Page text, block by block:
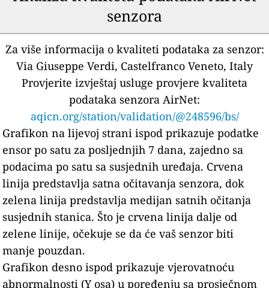
senzora
Za više informacija o kvaliteti podataka za senzor:
Via Giuseppe Verdi, Castelfranco Veneto, Italy
Provjerite izvještaj usluge provjere kvaliteta
podataka senzora AirNet:
aqicn.org/station/validation/@248596/bs/
Grafikon na lijevoj strani ispod prikazuje podatke
ensor po satu za posljednjih 7 dana, zajedno sa
podacima po satu sa susjednih uređaja. Crvena
linija predstavlja satna očitavanja senzora, dok
zelena linija predstavlja medijan satnih očitanja
susjednih stanica. Što je crvena linija dalje od
zelene linije, očekuje se da će vaš senzor biti
manje pouzdan.
Grafikon desno ispod prikazuje vjerovatnoću
abnormalnosti (Y osa) u poređenju sa prosječnom